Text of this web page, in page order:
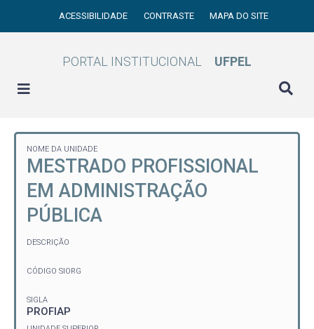
ACESSIBILIDADE CONTRASTE MAPA DO SITE
PORTAL INSTITUCIONAL UFPEL
NOME DA UNIDADE
MESTRADO PROFISSIONAL
EM ADMINISTRAÇÃO
PÚBLICA
DESCRIÇÃO
CÓDIGO SIORG
SIGLA
PROFIAP